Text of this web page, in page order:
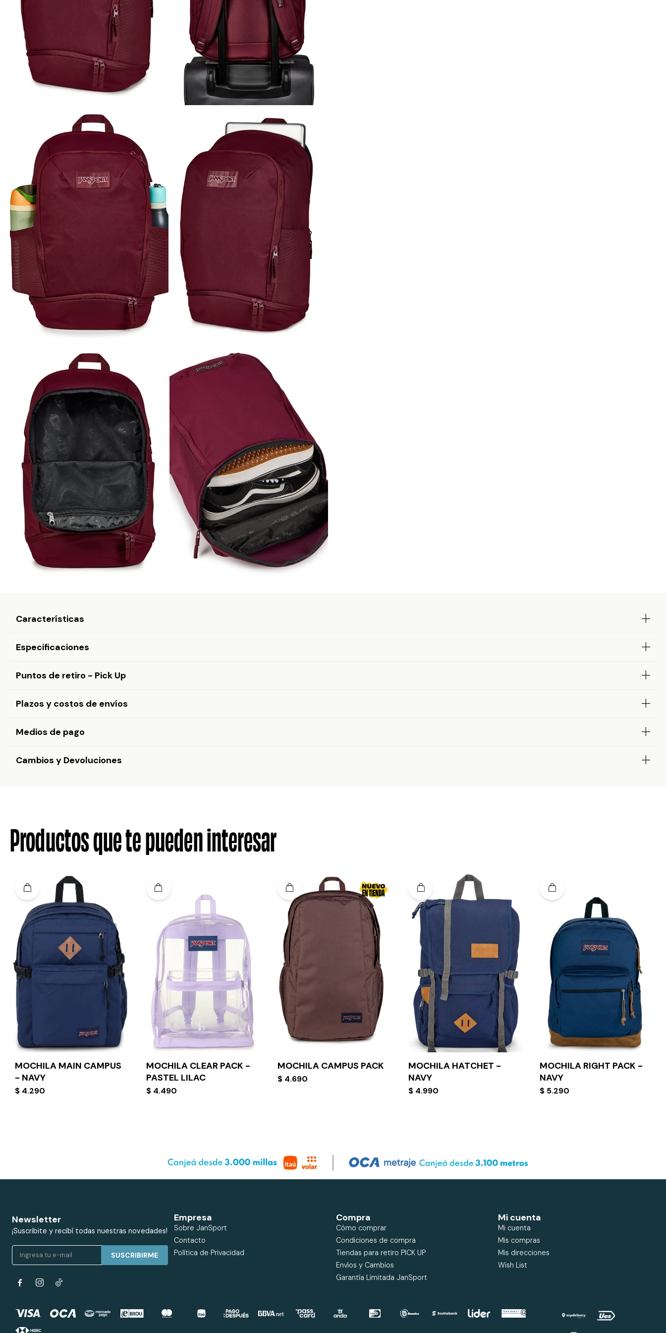
Características
Especificaciones
Puntos de retiro - Pick Up
Plazos y costos de envíos
Medios de pago
Cambios y Devoluciones
Productos que te pueden interesar
MOCHILA MAIN CAMPUS
- NAVY
$ 4.290
MOCHILA CLEAR PACK -
PASTEL LILAC
$ 4.490
MOCHILA CAMPUS PACK
$ 4.690
MOCHILA HATCHET -
NAVY
$ 4.990
MOCHILA RIGHT PACK -
NAVY
$ 5.290
Newsletter
¡Suscribite y recibí todas nuestras novedades!
SUSCRIBIRME
 
Empresa
Sobre JanSport
Contacto
Política de Privacidad
Compra
Cómo comprar
Condiciones de compra
Tiendas para retiro PICK UP
Envíos y Cambios
Garantía Limitada JanSport
Mi cuenta
Mi cuenta
Mis compras
Mis direcciones
Wish List